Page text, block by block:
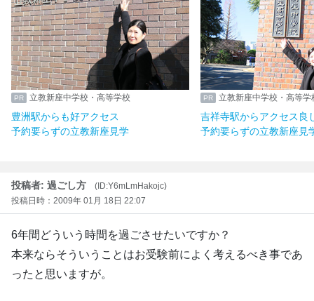
立教新座中学校・高等学校
豊洲駅からも好アクセス
予約要らずの立教新座見学
立教新座中学校・高等学
吉祥寺駅からアクセス良
予約要らずの立教新座見
投稿者: 過ごし方
(ID:Y6mLmHakojc)
投稿日時：2009年 01月 18日 22:07
6年間どういう時間を過ごさせたいですか？
本来ならそういうことはお受験前によく考えるべき事であ
ったと思いますが。